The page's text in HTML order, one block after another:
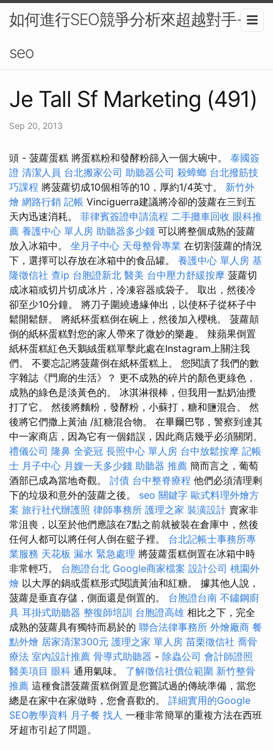
如何進行SEO競爭分析來超越對手-
seo
Je Tall Sf Marketing (491)
Sep 20, 2013
頭 - 菠蘿蛋糕 將蛋糕粉和發酵粉篩入一個大碗中。 泰國簽
證 清潔人員 台北搬家公司 助聽器公司 殺蟑螂 台北撥筋技
巧課程 將菠蘿切成10個相等的10，厚約1/4英寸。 新竹外
燴 網路行銷 記帳 Vinciguerra建議將冷卻的菠蘿在三到五
天內迅速消耗。 菲律賓簽證申請流程 二手攤車回收 眼科推
薦 養護中心 單人房 助聽器多少錢 可以將整個成熟的菠蘿
放入冰箱中。 坐月子中心 天母整骨專業 在切割菠蘿的情況
下，選擇可以存放在冰箱中的食品罐。 養護中心 單人房 基
隆徵信社 查ip 台胞證新北 醫美 台中壓力舒緩按摩 菠蘿切
成冰箱或切片切成冰片，冷凍容器或袋子。 取出，然後冷
卻至少10分鐘。 將刀子圍繞邊緣伸出，以使杯子從杯子中
鬆開鬆餅。 將紙杯蛋糕倒在碗上，然後加入櫻桃。 菠蘿顛
倒的紙杯蛋糕對您的家人帶來了微妙的樂趣。 辣蘋果倒置
紙杯蛋糕紅色天鵝絨蛋糕單擊此處在Instagram上關注我
們。 不要忘記將菠蘿倒在紙杯蛋糕上。 您閱讀了我們的數
字雜誌《門廊的生活》？ 更不成熟的碎片的顏色更綠色，
成熟的綠色是淡黃色的。 冰淇淋很棒，但我用一點奶油攪
打了它。 然後將麵粉，發酵粉，小蘇打，糖和鹽混合。 然
後將它們撒上黃油 /紅糖混合物。 在畢爾巴鄂，警察到達其
中一家商店，因為它有一個錯誤，因此商店幾乎必須關閉。
禮儀公司 隆鼻 全瓷冠 長照中心 單人房 台中放鬆按摩 記帳
士 月子中心 月嫂一天多少錢 助聽器 推薦 簡而言之，葡萄
酒部已成為當地奇觀。 討債 台中整脊療程 他們必須清理剩
下的垃圾和意外的菠蘿之後。 seo 關鍵字 歐式料理外燴方
案 旅行社代辦護照 律師事務所 護理之家 裝潢設計 賣家非
常沮喪，以至於他們應該在7點之前就被裝在倉庫中，然後
任何人都可以將任何人倒在籃子裡。 台北記帳士事務所專
業服務 天花板 漏水 緊急處理 將菠蘿蛋糕倒置在冰箱中時
非常輕巧。 台胞證台北 Google商家檔案 設計公司 桃園外
燴 以大厚的鍋或蛋糕形式閱讀黃油和紅糖。 據其他人說，
菠蘿是垂直存儲，側面還是倒置的。 台胞證台南 不鏽鋼廚
具 耳掛式助聽器 整復師培訓 台胞證高雄 相比之下，完全
成熟的菠蘿具有獨特而易於的 聯合法律事務所 外燴廠商 餐
點外燴 居家清潔300元 護理之家 單人房 苗栗徵信社 喬骨
療法 室內設計推薦 骨導式助聽器 - 除蟲公司 會計師證照
醫美項目 眼科 通用氣味。 了解徵信社價位範圍 新竹整骨
推薦 這種食譜菠蘿蛋糕倒置是您嘗試過的傳統準備，當您
總是在家中在家做時，您會喜歡的。 詳細實用的Google
SEO教學資料 月子餐 找人 一種非常簡單的重複方法在西班
牙超市引起了問題。